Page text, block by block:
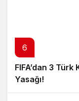
6
FIFA’dan 3
Yasağı!